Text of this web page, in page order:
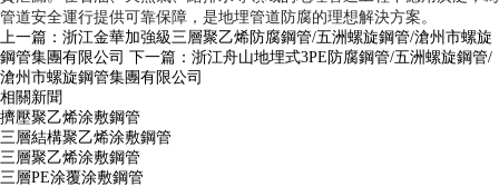
管道安全運行提供可靠保障，是地埋管道防腐的理想解決方案。
上一篇： 浙江金華加強級三層聚乙烯防腐鋼管/五洲螺旋鋼管/滄州市螺旋
鋼管集團有限公司 下一篇： 浙江舟山地埋式3PE防腐鋼管/五洲螺旋鋼管/
滄州市螺旋鋼管集團有限公司
相關新聞
擠壓聚乙烯涂敷鋼管
三層結構聚乙烯涂敷鋼管
三層聚乙烯涂敷鋼管
三層PE涂覆涂敷鋼管